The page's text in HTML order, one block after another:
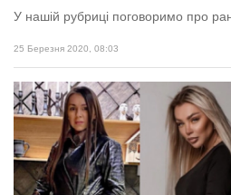
У нашій рубриці поговоримо про
25 Березня 2020, 08:03